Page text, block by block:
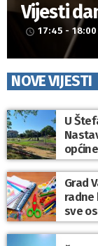
Vijesti
access_time 17:45 - 18:00
NOVE VIJESTI
U
Grad
radne
sve